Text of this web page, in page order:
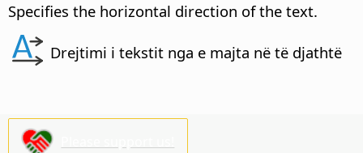
Specifies the horizontal direction of the text.
Drejtimi i tekstit nga e majta në të djathtë